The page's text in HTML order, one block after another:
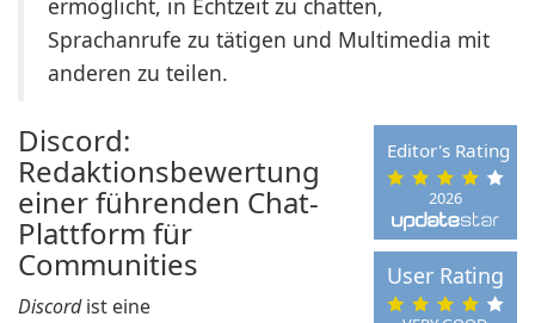
ermöglicht, in Echtzeit zu chatten,
Sprachanrufe zu tätigen und Multimedia mit
anderen zu teilen.
2026
Editor's Rating
User Rating
Discord:
Redaktionsbewertung
einer führenden Chat-
Plattform für
Communities
Discordist eine